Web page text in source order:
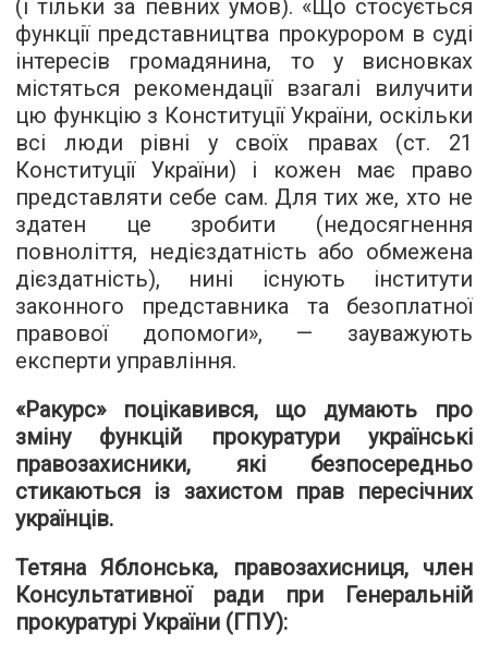
(і тільки за певних умов). «Що стосується
функції представництва прокурором в суді
інтересів громадянина, то у висновках
містяться рекомендації взагалі вилучити
цю функцію з Конституції України, оскільки
всі люди рівні у своїх правах (ст. 21
Конституції України) і кожен має право
представляти себе сам. Для тих же, хто не
здатен це зробити (недосягнення
повноліття, недієздатність або обмежена
дієздатність), нині існують інститути
законного представника та безоплатної
правової допомоги», — зауважують
експерти управління.
«Ракурс» поцікавився, що думають про
зміну функцій прокуратури українські
правозахисники, які безпосередньо
стикаються із захистом прав пересічних
українців.
Тетяна Яблонська, правозахисниця, член
Консультативної ради при Генеральній
прокуратурі України (ГПУ):